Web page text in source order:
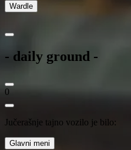
Wardle
- daily ground -
0
Jučerašnje tajno vozilo je bilo:
Glavni meni